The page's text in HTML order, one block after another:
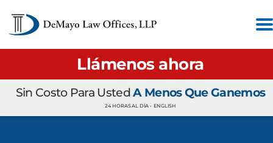
Llámenos ahora
Sin Costo Para UstedA Menos Que Ganemos
24 HORAS AL DÍA • ENGLISH